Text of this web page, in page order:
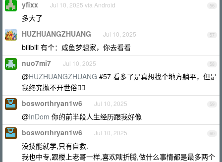
56
yfixx Jul 10, 2025 via Android
多大了
57
HUZHUANGZHUANG Jul 10, 2025
bilibili 有个：咸鱼梦想家，你去看看
58
nuo7mi7 Jul 10, 2025
@HUZHUANGZHUANG #57 看多了是真想找个地方躺平，但是
我终究抛不开世俗😮‍💨
59
bosworthryan1w6 Jul 10, 2025
@InDom 你的前半段人生经历跟我好像
60
bosworthryan1w6 Jul 10, 2025
没技能就学,只有自救.
我也中专,跟楼上老哥一样,喜欢瞎折腾,做什么事情都是最多两个